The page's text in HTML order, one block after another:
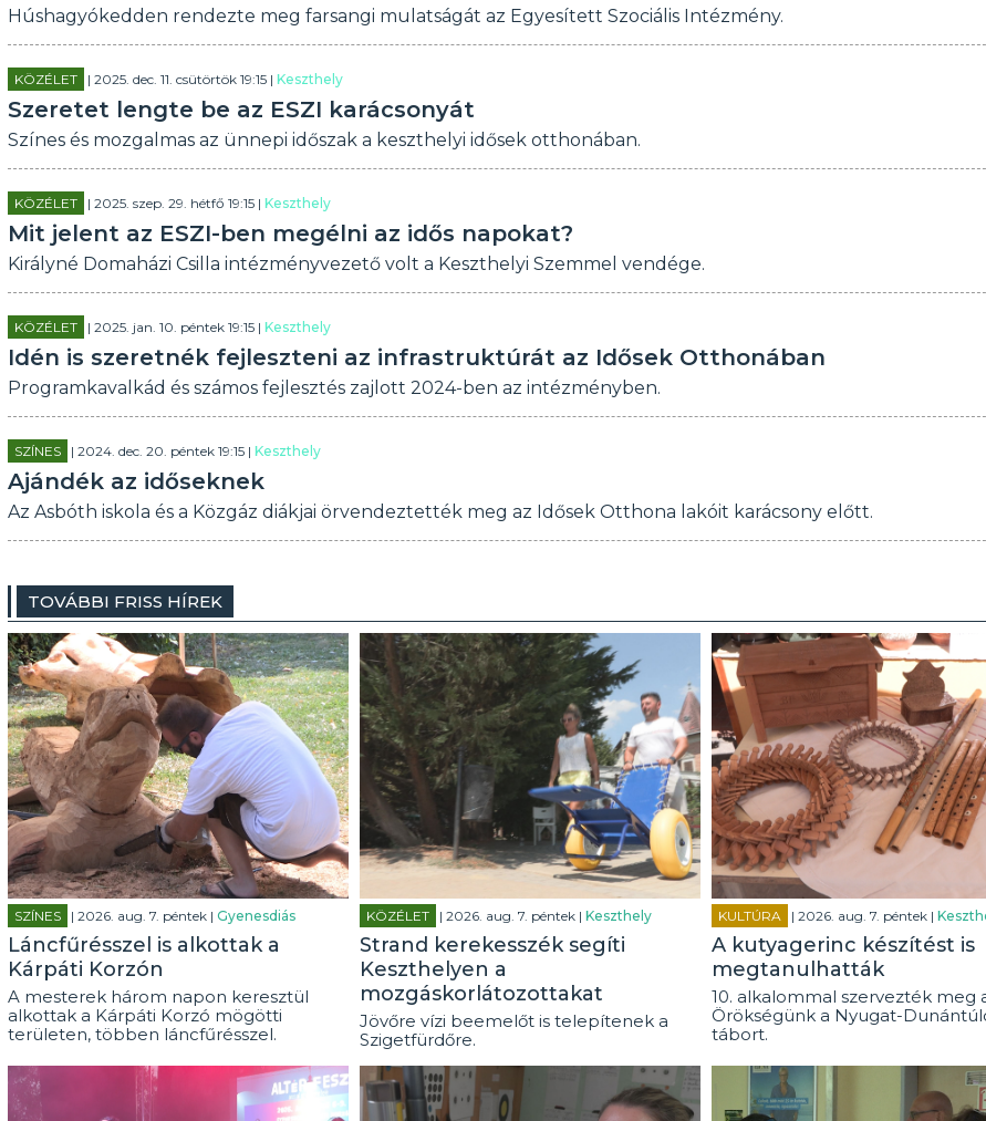
Húshagyókedden rendezte meg farsangi mulatságát az Egyesített Szociális Intézmény.
KÖZÉLET | 2025. dec. 11. csütörtök 19:15 | Keszthely
Szeretet lengte be az ESZI karácsonyát
Színes és mozgalmas az ünnepi időszak a keszthelyi idősek otthonában.
KÖZÉLET | 2025. szep. 29. hétfő 19:15 | Keszthely
Mit jelent az ESZI-ben megélni az idős napokat?
Királyné Domaházi Csilla intézményvezető volt a Keszthelyi Szemmel vendége.
KÖZÉLET | 2025. jan. 10. péntek 19:15 | Keszthely
Idén is szeretnék fejleszteni az infrastruktúrát az Idősek Otthonában
Programkavalkád és számos fejlesztés zajlott 2024-ben az intézményben.
SZÍNES | 2024. dec. 20. péntek 19:15 | Keszthely
Ajándék az időseknek
Az Asbóth iskola és a Közgáz diákjai örvendeztették meg az Idősek Otthona lakóit karácsony előtt.
TOVÁBBI FRISS HÍREK
SZÍNES | 2026. aug. 7. péntek | Gyenesdiás
Láncfűrésszel is alkottak a
Kárpáti Korzón
A mesterek három napon keresztül
alkottak a Kárpáti Korzó mögötti
területen, többen láncfűrésszel.
KÖZÉLET | 2026. aug. 7. péntek | Keszthely
Strand kerekesszék segíti
Keszthelyen a
mozgáskorlátozottakat
Jövőre vízi beemelőt is telepítenek a
Szigetfürdőre.
KULTÚRA | 2026. aug. 7. péntek |
A kutyagerinc készítést is
megtanulhatták
10. alkalommal szervezték meg
Örökségünk a Nyugat-
tábort.